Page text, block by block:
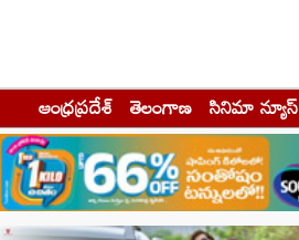
ఆంధ్రప్రదేశ్ తెలంగాణ సినిమా న్యూస్